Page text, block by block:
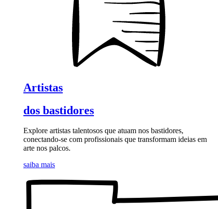
Artistas
dos bastidores
Explore artistas talentosos que atuam nos bastidores,
conectando-se com profissionais que transformam ideias em
arte nos palcos.
saiba mais